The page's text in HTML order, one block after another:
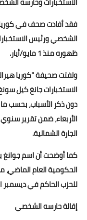
فقد أفادت صحف في كوريا
الشخصي ورئيس
ظهوره منذ 1 مايو/أيار.
ولفتت صحيفة "كوريا
الاستخبارات جانغ كيل
دون ذكر الأسباب، بحسب
الأربعاء، ضمن تقرير
الجارة الشمالية.
كما أوضحت أن اسم جوانغ
الحكومية العام
للحزب الحاكم في ديسمبر
إقالة حارسه الشخصي